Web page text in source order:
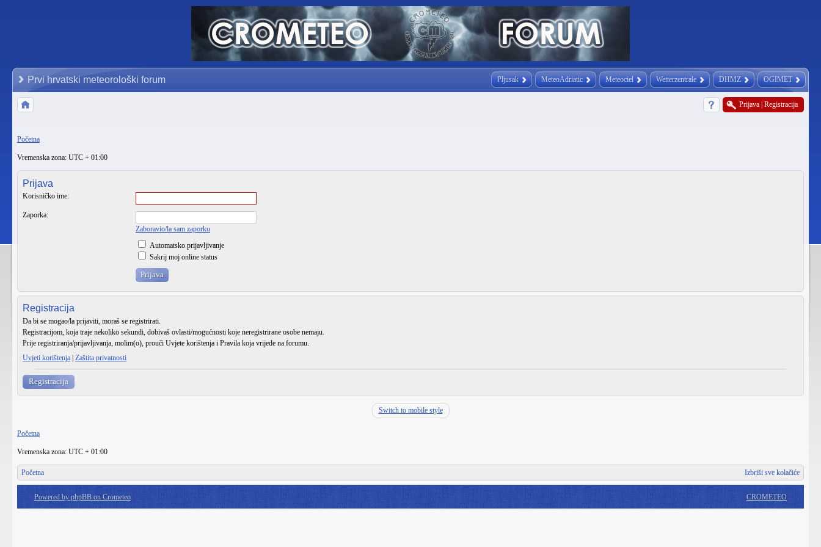
Pljusak MeteoAdriatic Meteociel Wetterzentrale DHMZ OGIMET
Prvi hrvatski meteorološki forum
Prijava Registracija
Početna
Vremenska zona: UTC + 01:00
Prijava
Korisničko ime:
Zaporka:
Zaboravio/la sam zaporku
Automatsko prijavljivanje
Sakrij moj online status
Registracija
Da bi se mogao/la prijaviti, moraš se registrirati.
Registracijom, koja traje nekoliko sekundi, dobivaš ovlasti/mogućnosti koje neregistrirane osobe nemaju.
Prije registriranja/prijavljivanja, molim(o), prouči Uvjete korištenja i Pravila koja vrijede na forumu.
Uvjeti korištenja Zaštita privatnosti
Registracija
Switch to mobile style
Početna
Vremenska zona: UTC + 01:00
Početna Izbriši sve kolačiće
Powered by phpBB on Crometeo CROMETEO